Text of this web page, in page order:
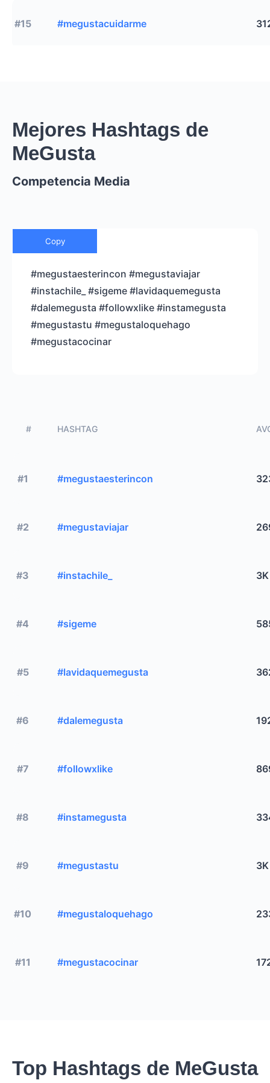
#15 #megustacuidarme
Mejores Hashtags de
MeGusta
Competencia Media
Copy
#megustaesterincon #megustaviajar
#instachile_ #sigeme #lavidaquemegusta
#dalemegusta #followxlike #instamegusta
#megustastu #megustaloquehago
#megustacocinar
# HASHTAG
#1 #megustaesterincon
#2 #megustaviajar
#3 #instachile_ 3K
#4 #sigeme
#5 #lavidaquemegusta
#6 #dalemegusta
#7 #followxlike
#8 #instamegusta
#9 #megustastu 3K
#10 #megustaloquehago
#11 #megustacocinar
Top Hashtags de MeGusta